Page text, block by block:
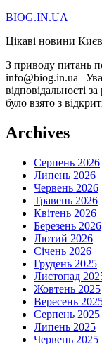
BIOG.IN.UA
Цікаві новини
З приводу питань
info@biog.in.ua |
відповідальності
було взято з
Archives
Серпень 2026
Липень 2026
Червень 2026
Травень 2026
Квітень 2026
Березень 2026
Лютий 2026
Січень 2026
Грудень 2025
Листопад
Жовтень 2025
Вересень
Серпень 2025
Липень 2025
Червень 2025